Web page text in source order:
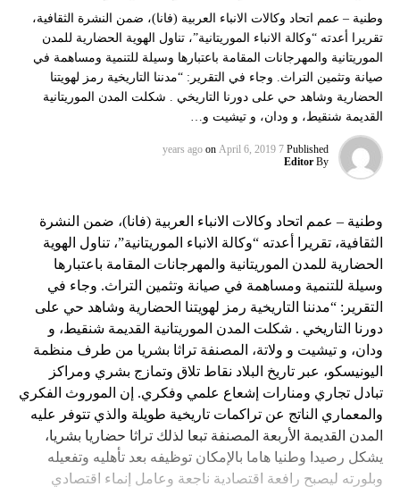
وطنية – عمم اتحاد وكالات الانباء العربية (فانا)، ضمن النشرة الثقافية،
تقريرا أعدته “وكالة الانباء الموريتانية”، تناول الهوية الحضارية للمدن
الموريتانية والمهرجانات المقامة باعتبارها وسيلة للتنمية ومساهمة في
صيانة وتثمين التراث. وجاء في التقرير: “مدننا التاريخية رمز لهويتنا
الحضارية وشاهد حي على دورنا التاريخي . شكلت المدن الموريتانية
القديمة شنقيط، و ودان، و تيشيت و…
Published
7 years ago
on April 6, 2019
By
Editor
وطنية – عمم اتحاد وكالات الانباء العربية (فانا)، ضمن النشرة
الثقافية، تقريرا أعدته “وكالة الانباء الموريتانية”، تناول الهوية
الحضارية للمدن الموريتانية والمهرجانات المقامة باعتبارها
وسيلة للتنمية ومساهمة في صيانة وتثمين التراث. وجاء في
التقرير: “مدننا التاريخية رمز لهويتنا الحضارية وشاهد حي على
دورنا التاريخي . شكلت المدن الموريتانية القديمة شنقيط، و
ودان، و تيشيت و ولاتة، المصنفة تراثا بشريا من طرف منظمة
اليونيسكو، عبر تاريخ البلاد نقاط تلاق وتمازج بشري ومراكز
تبادل تجاري ومنارات إشعاع علمي وفكري. إن الموروث الفكري
والمعماري الناتج عن تراكمات تاريخية طويلة والذي تتوفر عليه
المدن القديمة الأربعة المصنفة تبعا لذلك تراثا حضاريا بشريا،
يشكل رصيدا وطنيا هاما بالإمكان توظيفه بعد تأهليه وتفعيله
وبلورته ليصبح رافعة اقتصادية ناجعة وعامل إنماء اقتصادي